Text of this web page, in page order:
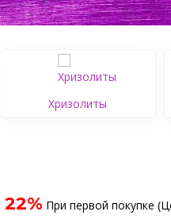
Хризолиты
22% При первой покупке